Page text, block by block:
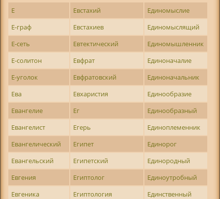
Е Евстахий
Единомыслие
Е-граф
Евстахиев
Единомыслящий
Е-сеть
Евтектический
Единомышленник
Е-солитон
Евфрат
Единоначалие
Е-уголок
Евфратовский
Единоначальник
Ева
Евхаристия
Единообразие
Евангелие
Ег
Единообразный
Евангелист
Егерь
Единоплеменник
Евангелический
Египет
Единорог
Евангельский
Египетский
Единородный
Евгения
Египтолог
Единоутробный
Евгеника
Египтология
Единственный